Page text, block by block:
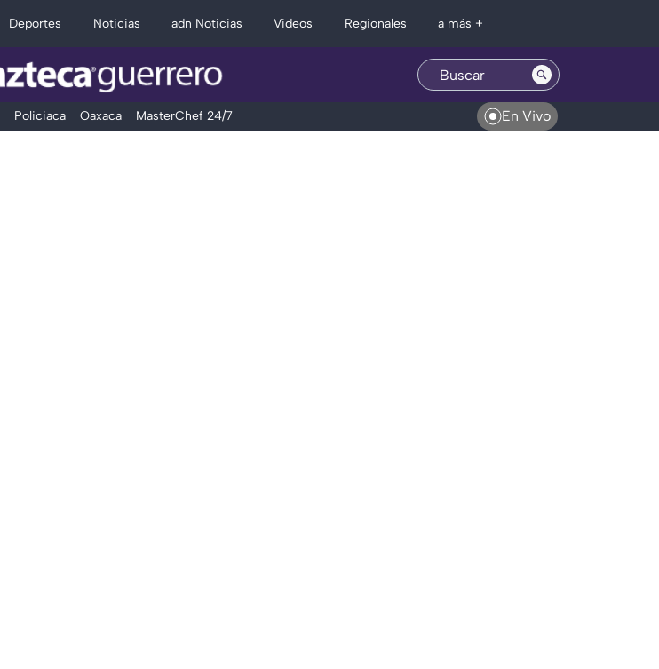
Deportes Noticias adn Noticias Videos Regionales a más +
Policiaca Oaxaca MasterChef 24/7 En Vivo